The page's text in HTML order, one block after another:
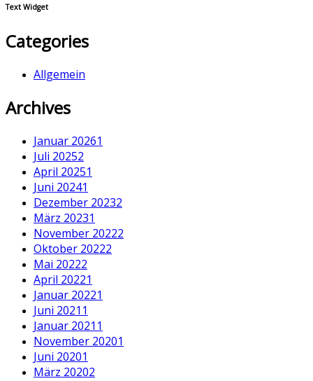
Text Widget
Categories
Allgemein
Archives
Januar 20261
Juli 20252
April 20251
Juni 20241
Dezember 20232
März 20231
November 20222
Oktober 20222
Mai 20222
April 20221
Januar 20221
Juni 2021 1
Januar 2021 1
November 20201
Juni 20201
März 20202